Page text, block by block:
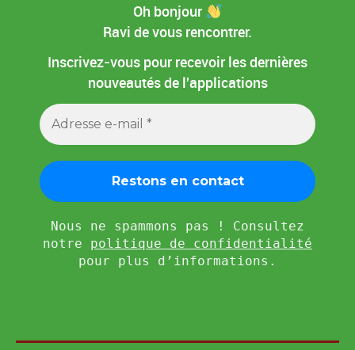
Oh bonjour
Ravi de vous rencontrer.
Inscrivez-vous pour recevoir les dernières
nouveautés de l'applications
Nous ne spammons pas ! Consultez
notre politique de confidentialité
pour plus d’informations.